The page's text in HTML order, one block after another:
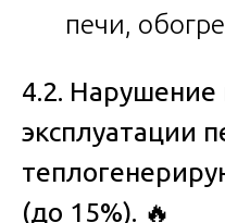
печи,
4.2. Нарушение
эксплуатации
(до 15%). 🔥